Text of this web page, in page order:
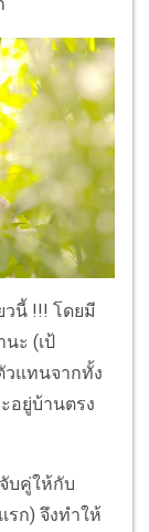
วนี้ !!! โดยมี
ะ (เป้
แทนจากทั้ง
อยู่บ้านตรง
บคู่ให้กับ
รก) จึงทำให้